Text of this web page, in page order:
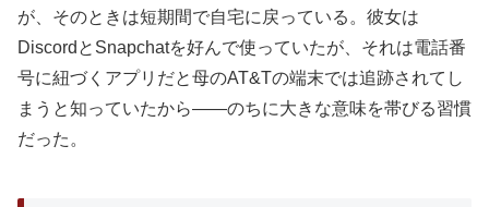
が、そのときは短期間で自宅に戻っている。彼女は
DiscordとSnapchatを好んで使っていたが、それは電話番
号に紐づくアプリだと母のAT&Tの端末では追跡されてし
まうと知っていたから——のちに大きな意味を帯びる習慣
だった。